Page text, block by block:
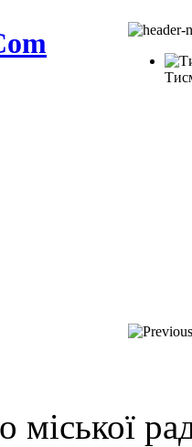
міської